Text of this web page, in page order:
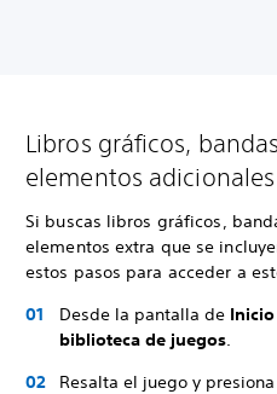
Libros gráficos,
elementos adicionales
Si buscas libros gráficos,
elementos extra que se
estos pasos para acceder a
Desde la pantalla de
biblioteca de juegos.
Resalta el juego y